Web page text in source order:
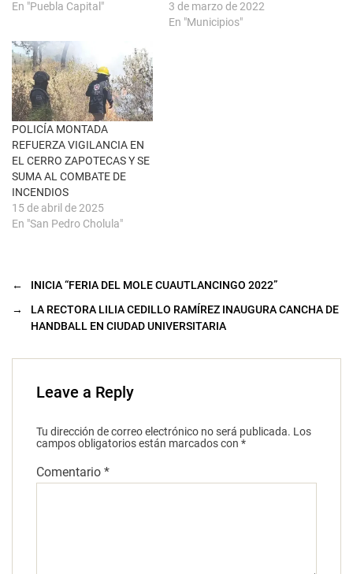
v e
v
e
n
t
a
n
a
n
u
e
v
a
)
En "Puebla Capital"
3 de marzo de 2022
En "Municipios"
POLICÍA MONTADA
REFUERZA VIGILANCIA EN
EL CERRO ZAPOTECAS Y SE
SUMA AL COMBATE DE
INCENDIOS
15 de abril de 2025
En "San Pedro Cholula"
←
INICIA “FERIA DEL MOLE CUAUTLANCINGO 2022”
→
LA RECTORA LILIA CEDILLO RAMÍREZ INAUGURA CANCHA DE
HANDBALL EN CIUDAD UNIVERSITARIA
Leave a Reply
Tu dirección de correo electrónico no será publicada. Los
campos obligatorios están marcados con *
Comentario *